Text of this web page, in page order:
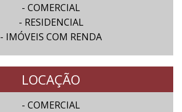
- COMERCIAL
- RESIDENCIAL
- IMÓVEIS COM RENDA
LOCAÇÃO
- COMERCIAL